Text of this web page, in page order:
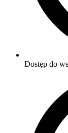
Dostęp do